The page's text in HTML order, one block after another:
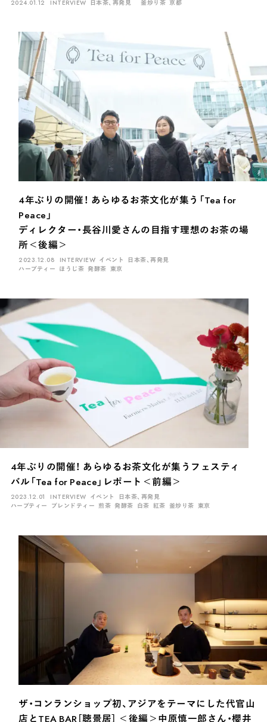
2024.01.12 INTERVIEW 日本茶、再発見 釜炒り茶 京都
4年ぶりの開催！ あらゆるお茶文化が集う「Tea for
Peace」
ディレクター・長谷川愛さんの目指す理想のお茶の場
所＜後編＞
2023.12.08 INTERVIEW イベント
日本茶、再発見
ハーブティー ほうじ茶 発酵茶 東京
4年ぶりの開催！ あらゆるお茶文化が集うフェスティ
バル「Tea for Peace」レポート＜前編＞
2023.12.01 INTERVIEW イベント
日本茶、再発見
ハーブティー ブレンドティー 煎茶 発酵茶 白茶 紅茶 釜炒り茶 東京
ザ・コンランショップ初、アジアをテーマにした代官山
店とTEA BAR［聴景居］ ＜後編＞中原慎一郎さん・櫻井